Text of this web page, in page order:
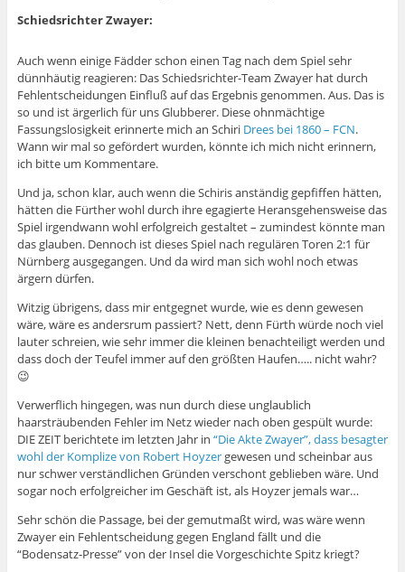
Schiedsrichter Zwayer:
Auch wenn einige Fädder schon einen Tag nach dem Spiel sehr
dünnhäutig reagieren: Das Schiedsrichter-Team Zwayer hat durch
Fehlentscheidungen Einfluß auf das Ergebnis genommen. Aus. Das is
so und ist ärgerlich für uns Glubberer. Diese ohnmächtige
Fassungslosigkeit erinnerte mich an Schiri Drees bei 1860 – FCN.
Wann wir mal so gefördert wurden, könnte ich mich nicht erinnern,
ich bitte um Kommentare.
Und ja, schon klar, auch wenn die Schiris anständig gepfiffen hätten,
hätten die Fürther wohl durch ihre egagierte Heransgehensweise das
Spiel irgendwann wohl erfolgreich gestaltet – zumindest könnte man
das glauben. Dennoch ist dieses Spiel nach regulären Toren 2:1 für
Nürnberg ausgegangen. Und da wird man sich wohl noch etwas
ärgern dürfen.
Witzig übrigens, dass mir entgegnet wurde, wie es denn gewesen
wäre, wäre es andersrum passiert? Nett, denn Fürth würde noch viel
lauter schreien, wie sehr immer die kleinen benachteiligt werden und
dass doch der Teufel immer auf den größten Haufen….. nicht wahr?
😉
Verwerflich hingegen, was nun durch diese unglaublich
haarsträubenden Fehler im Netz wieder nach oben gespült wurde:
DIE ZEIT berichtete im letzten Jahr in “Die Akte Zwayer”, dass besagter
wohl der Komplize von Robert Hoyzergewesen und scheinbar aus
nur schwer verständlichen Gründen verschont geblieben wäre. Und
sogar noch erfolgreicher im Geschäft ist, als Hoyzer jemals war…
Sehr schön die Passage, bei der gemutmaßt wird, was wäre wenn
Zwayer ein Fehlentscheidung gegen England fällt und die
“Bodensatz-Presse” von der Insel die Vorgeschichte Spitz kriegt?